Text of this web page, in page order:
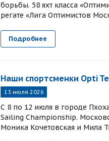
борьбы. 58 яхт класса
регате «Лига Оптимистов
Подробнее
Наши спортсменки Opti
13 июля 2026
С 8 по 12 июля в городе
Sailing Championship.
Моника Кочетовская и Мила